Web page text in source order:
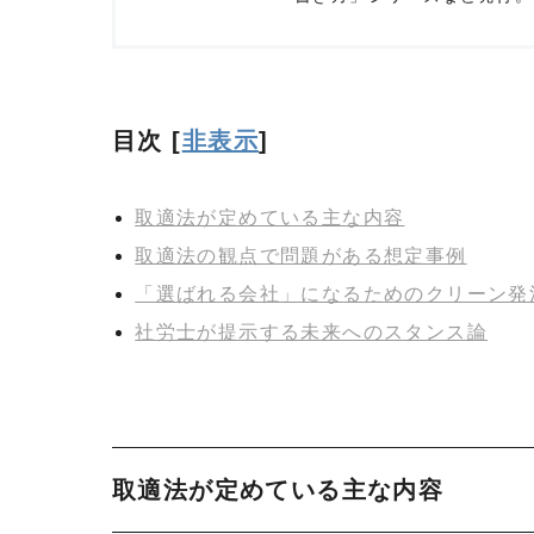
目次 [非表示]
取適法が定めている主な内容
取適法の観点で問題がある想定事例
「選ばれる会社」になるためのクリーン
社労士が提示する未来へのスタンス論
取適法が定めている主な内容